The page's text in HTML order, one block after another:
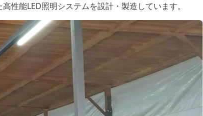
性能LED照明システムを設計・製造しています。